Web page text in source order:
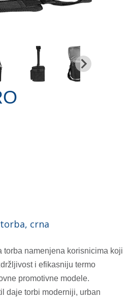
crna
torba namenjena korisnicima koji
i efikasniju termo
promotivne modele.
daje torbi moderniji, urban